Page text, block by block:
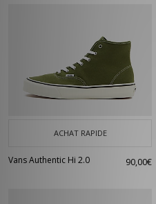
ACHAT RAPIDE
Vans Authentic Hi 2.0 90,00€